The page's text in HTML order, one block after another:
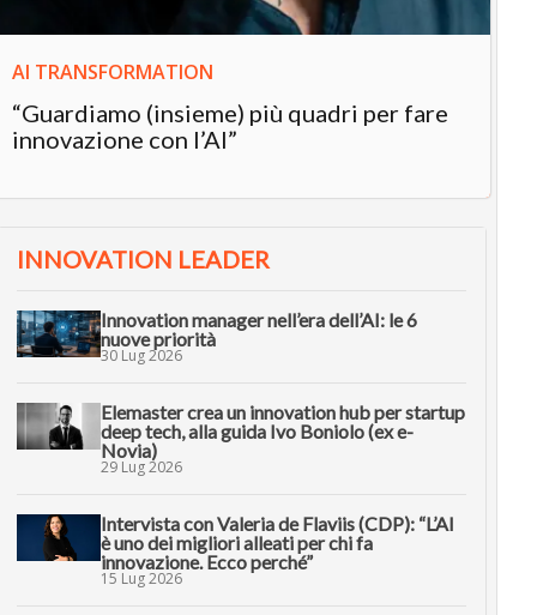
AI TRANSFORMATION
“Guardiamo (insieme) più quadri per fare
innovazione con l’AI”
INNOVATION LEADER
Innovation manager nell’era dell’AI: le 6
nuove priorità
30 Lug 2026
Elemaster crea un innovation hub per startup
deep tech, alla guida Ivo Boniolo (ex e-
Novia)
29 Lug 2026
Intervista con Valeria de Flaviis (CDP): “L’AI
è uno dei migliori alleati per chi fa
innovazione. Ecco perché”
15 Lug 2026